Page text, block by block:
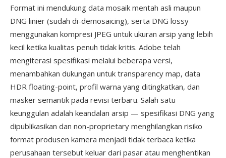
Format ini mendukung data mosaik mentah asli maupun
DNG linier (sudah di-demosaicing), serta DNG lossy
menggunakan kompresi JPEG untuk ukuran arsip yang lebih
kecil ketika kualitas penuh tidak kritis. Adobe telah
mengiterasi spesifikasi melalui beberapa versi,
menambahkan dukungan untuk transparency map, data
HDR floating-point, profil warna yang ditingkatkan, dan
masker semantik pada revisi terbaru. Salah satu
keunggulan adalah keandalan arsip — spesifikasi DNG yang
dipublikasikan dan non-proprietary menghilangkan risiko
format produsen kamera menjadi tidak terbaca ketika
perusahaan tersebut keluar dari pasar atau menghentikan